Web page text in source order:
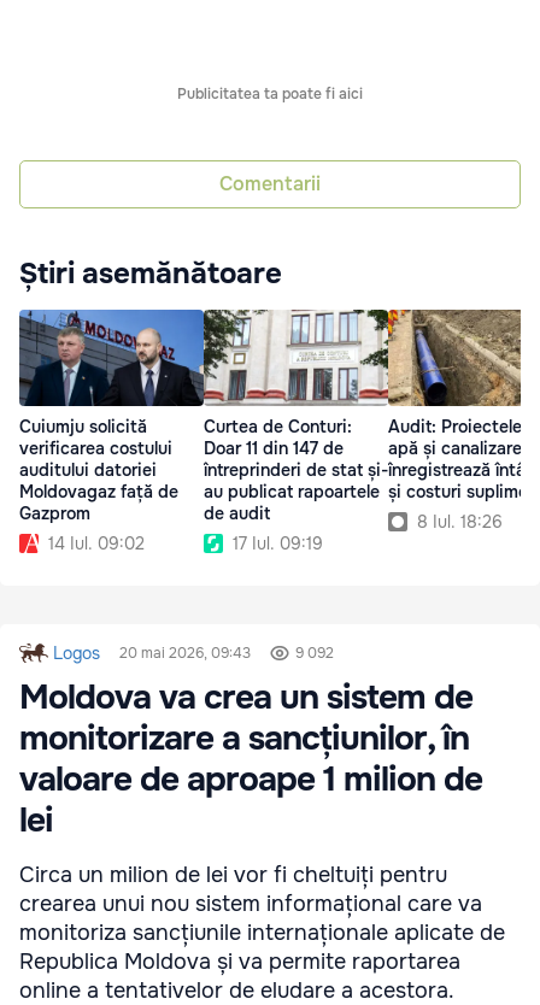
Publicitatea ta poate fi aici
Comentarii
Știri asemănătoare
Cuiumju solicită
verificarea costului
auditului datoriei
Moldovagaz față de
Gazprom
14 Iul. 09:02
Curtea de Conturi:
Doar 11 din 147 de
întreprinderi de stat și-
au publicat rapoartele
de audit
17 Iul. 09:19
Audit: Proiectele
apă și canalizare
înregistrează
și costuri
8 Iul. 18:26
Logos 20 mai 2026, 09:43 9 092
Moldova va crea un sistem de
monitorizare a sancțiunilor, în
valoare de aproape 1 milion de
lei
Circa un milion de lei vor fi cheltuiți pentru
crearea unui nou sistem informațional care va
monitoriza sancțiunile internaționale aplicate de
Republica Moldova și va permite raportarea
online a tentativelor de eludare a acestora.